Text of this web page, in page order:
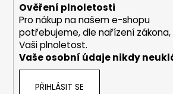
u
Ověření plnoletosti
Pro nákup na našem e-shopu
potřebujeme, dle nařízení
Vaši plnoletost.
Vaše osobní údaje nikdy
PŘIHLÁSIT SE